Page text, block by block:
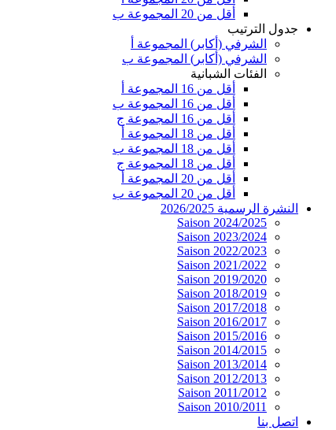
أقل من 20 المجموعة ب
جدول الترتيب
الشرفي (أكابر) المجموعة أ
الشرفي (أكابر) المجموعة ب
الفئات الشبانية
أقل من 16 المجموعة أ
أقل من 16 المجموعة ب
أقل من 16 المجموعة ج
أقل من 18 المجموعة أ
أقل من 18 المجموعة ب
أقل من 18 المجموعة ج
أقل من 20 المجموعة أ
أقل من 20 المجموعة ب
النشرة الرسمية 2026/2025
Saison 2024/2025
Saison 2023/2024
Saison 2022/2023
Saison 2021/2022
Saison 2019/2020
Saison 2018/2019
Saison 2017/2018
Saison 2016/2017
Saison 2015/2016
Saison 2014/2015
Saison 2013/2014
Saison 2012/2013
Saison 2011/2012
Saison 2010/2011
اتصل بنا